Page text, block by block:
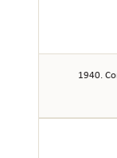
1940.